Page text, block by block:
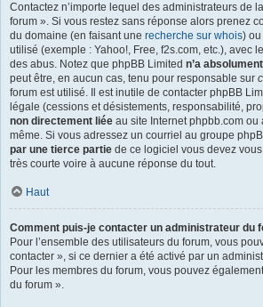
Contactez n’importe lequel des administrateurs de
forum ». Si vous restez sans réponse alors prenez
du domaine (en faisant une recherche sur whois)
utilisé (exemple : Yahoo!, Free, f2s.com, etc.), avec
des abus. Notez que phpBB Limited n’a
peut être, en aucun cas, tenu pour responsable sur
forum est utilisé. Il est inutile de contacter phpBB
légale (cessions et désistements, responsabilité,
non directement liée au site Internet phpbb.com
même. Si vous adressez un courriel au groupe
par une tierce partie de ce logiciel vous devez
très courte voire à aucune réponse du tout.
Haut
Comment puis-je contacter un administrateur du
Pour l’ensemble des utilisateurs du forum, vous
contacter », si ce dernier a été activé par un
Pour les membres du forum, vous pouvez
du forum ».